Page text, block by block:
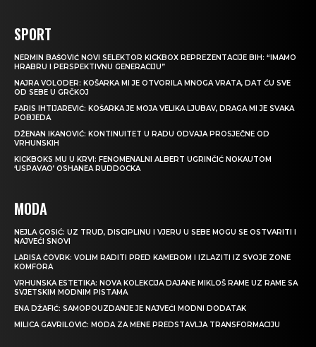
SPORT
NERMIN BAŠOVIĆ NOVI SELEKTOR KICKBOX REPREZENTACIJE BIH: “IMAMO
HRABRU I PERSPEKTIVNU GENERACIJU”
NAJRA VOLODER: KOŠARKA MI JE OTVORILA MNOGA VRATA, DAT ĆU SVE
OD SEBE U GRČKOJ
FARIS IHTIJAREVIĆ: KOŠARKA JE MOJA VELIKA LJUBAV, DRAGA MI JE SVAKA
POBJEDA
DŽENAN IKANOVIĆ: KONTINUITET U RADU ODVAJA PROSJEČNE OD
VRHUNSKIH
KICKBOKS MU U KRVI: FENOMENALNI ALBERT UGRINČIĆ NOKAUTOM
‘USPAVAO’ OSHANEA RUDDOCKA
MODA
NEJLA GOSIĆ: UZ TRUD, DISCIPLINU I VJERU U SEBE MOGU SE OSTVARITI I
NAJVEĆI SNOVI
LARISA ČOVRK: VOLIM RADITI PRED KAMEROM I IZLAZITI IZ SVOJE ZONE
KOMFORA
VRHUNSKA ESTETIKA: NOVA KOLEKCIJA DAJANE MIKLOŠ RAME UZ RAME SA
SVJETSKIM MODNIM PISTAMA
ENA DŽAFIĆ: SAMOPOUZDANJE JE NAJVEĆI MODNI DODATAK
MILICA GAVRILOVIĆ: MODA ZA MENE PREDSTAVLJA TRANSFORMACIJU